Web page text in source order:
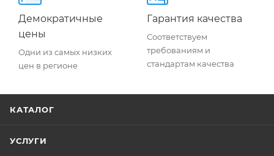
Демократичные
цены
Одни из самых низких
цен в регионе
Гарантия качества
Соответствуем
требованиям и
стандартам качества
КАТАЛОГ
УСЛУГИ